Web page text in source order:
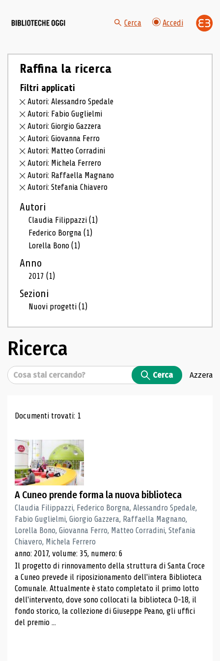
Cerca Accedi
Raffina la ricerca
Filtri applicati
Autori: Alessandro Spedale
Autori: Fabio Guglielmi
Autori: Giorgio Gazzera
Autori: Giovanna Ferro
Autori: Matteo Corradini
Autori: Michela Ferrero
Autori: Raffaella Magnano
Autori: Stefania Chiavero
Autori
Claudia Filippazzi(1)
Federico Borgna(1)
Lorella Bono(1)
Anno
2017(1)
Sezioni
Nuovi progetti(1)
Ricerca
Cerca Cerca Azzera
Risultati di ricerca
Documenti trovati: 1
A Cuneo prende forma la nuova biblioteca
Claudia Filippazzi, Federico Borgna, Alessandro Spedale,
Fabio Guglielmi, Giorgio Gazzera, Raffaella Magnano,
Lorella Bono, Giovanna Ferro, Matteo Corradini, Stefania
Chiavero, Michela Ferrero
anno: 2017, volume: 35, numero: 6
Il progetto di rinnovamento della struttura di Santa Croce
a Cuneo prevede il riposizionamento dell'intera Biblioteca
Comunale. Attualmente è stato completato il primo lotto
dell'intervento, dove sono collocati la biblioteca 0-18, il
fondo storico, la collezione di Giuseppe Peano, gli uffici
del premio ...